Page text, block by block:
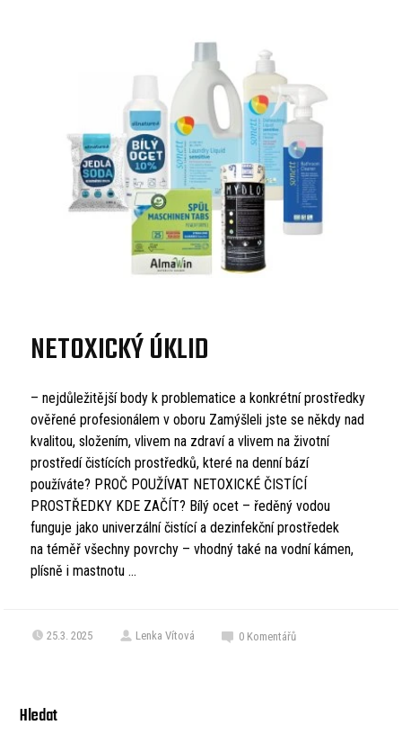
NETOXICKÝ ÚKLID
– nejdůležitější body k problematice a konkrétní prostředky
ověřené profesionálem v oboru Zamýšleli jste se někdy nad
kvalitou, složením, vlivem na zdraví a vlivem na životní
prostředí čistících prostředků, které na denní bází
používáte? PROČ POUŽÍVAT NETOXICKÉ ČISTÍCÍ
PROSTŘEDKY KDE ZAČÍT? Bílý ocet – ředěný vodou
funguje jako univerzální čistící a dezinfekční prostředek
na téměř všechny povrchy – vhodný také na vodní kámen,
plísně i mastnotu ...
25.3. 2025 Lenka Vítová 0 Komentářů
Hledat